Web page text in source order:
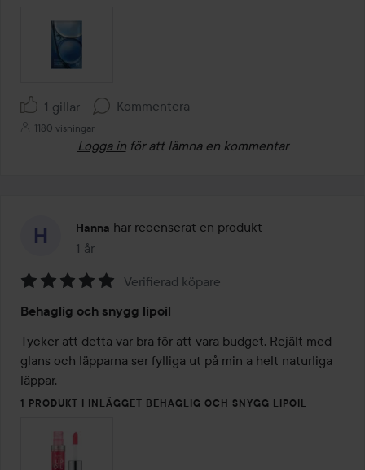
1 gillar Kommentera
1180 visningar
Logga in för att lämna en kommentar
Hanna har recenserat en produkt
1 år
Inlägget skapades 1 år
5
av
5
Verifierad köpare
Behaglig och snygg lipoil
Tycker att detta var bra för att vara budget. Rejält med
glans och läpparna ser fylliga ut på min a helt naturliga
läppar.
1 PRODUKT I INLÄGGET BEHAGLIG OCH SNYGG LIPOIL